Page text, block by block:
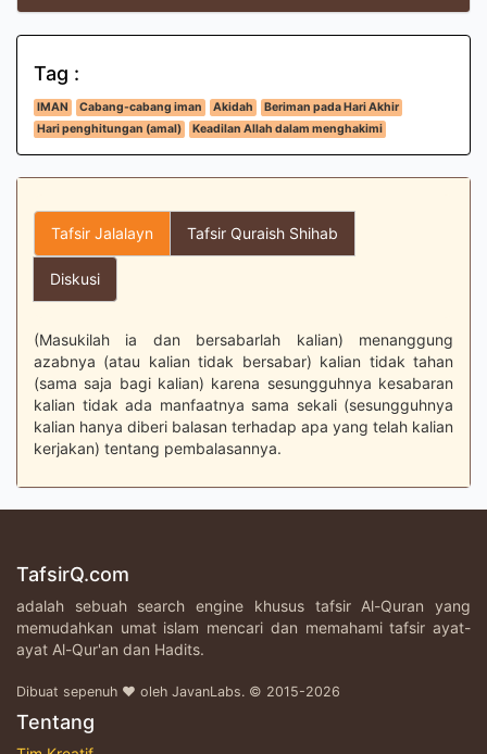
Tag :
IMAN Cabang-cabang iman Akidah
Beriman pada Hari Akhir
Hari penghitungan (amal)
Keadilan Allah dalam menghakimi
Tafsir Jalalayn Tafsir Quraish Shihab
Diskusi
(Masukilah ia dan bersabarlah kalian) menanggung
azabnya (atau kalian tidak bersabar) kalian tidak tahan
(sama saja bagi kalian) karena sesungguhnya kesabaran
kalian tidak ada manfaatnya sama sekali (sesungguhnya
kalian hanya diberi balasan terhadap apa yang telah kalian
kerjakan) tentang pembalasannya.
TafsirQ.com
adalah sebuah search engine khusus tafsir Al-Quran yang
memudahkan umat islam mencari dan memahami tafsir ayat-
ayat Al-Qur'an dan Hadits.
Dibuat sepenuh ♥ oleh JavanLabs. © 2015-2026
Tentang